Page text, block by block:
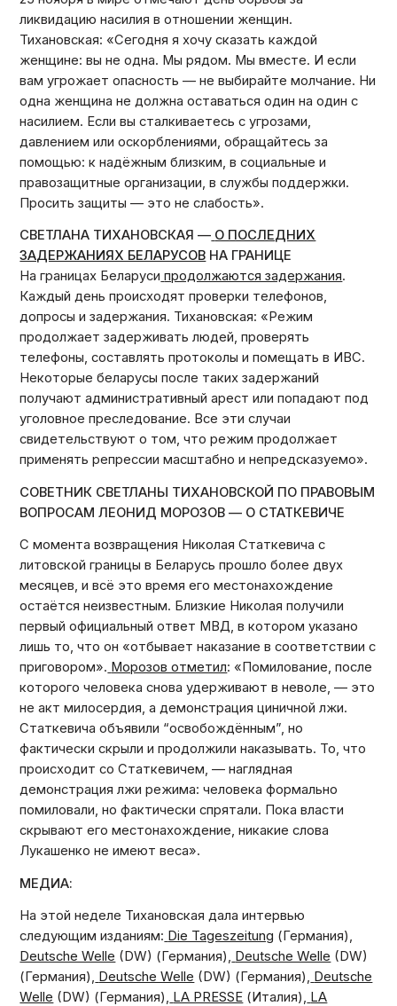
ликвидацию насилия в отношении женщин.
Тихановская: «Сегодня я хочу сказать каждой
женщине: вы не одна. Мы рядом. Мы вместе. И если
вам угрожает опасность — не выбирайте молчание. Ни
одна женщина не должна оставаться один на один с
насилием. Если вы сталкиваетесь с угрозами,
давлением или оскорблениями, обращайтесь за
помощью: к надёжным близким, в социальные и
правозащитные организации, в службы поддержки.
Просить защиты — это не слабость».
СВЕТЛАНА ТИХАНОВСКАЯ — О ПОСЛЕДНИХ
ЗАДЕРЖАНИЯХ БЕЛАРУСОВ НА ГРАНИЦЕ
На границах Беларуси продолжаются задержания.
Каждый день происходят проверки телефонов,
допросы и задержания. Тихановская: «Режим
продолжает задерживать людей, проверять
телефоны, составлять протоколы и помещать в ИВС.
Некоторые беларусы после таких задержаний
получают административный арест или попадают под
уголовное преследование. Все эти случаи
свидетельствуют о том, что режим продолжает
применять репрессии масштабно и непредсказуемо».
СОВЕТНИК СВЕТЛАНЫ ТИХАНОВСКОЙ ПО ПРАВОВЫМ
ВОПРОСАМ ЛЕОНИД МОРОЗОВ — О СТАТКЕВИЧЕ
С момента возвращения Николая Статкевича с
литовской границы в Беларусь прошло более двух
месяцев, и всё это время его местонахождение
остаётся неизвестным. Близкие Николая получили
первый официальный ответ МВД, в котором указано
лишь то, что он «отбывает наказание в соответствии с
приговором». Морозов отметил: «Помилование, после
которого человека снова удерживают в неволе, — это
не акт милосердия, а демонстрация циничной лжи.
Статкевича объявили “освобождённым”, но
фактически скрыли и продолжили наказывать. То, что
происходит со Статкевичем, — наглядная
демонстрация лжи режима: человека формально
помиловали, но фактически спрятали. Пока власти
скрывают его местонахождение, никакие слова
Лукашенко не имеют веса».
МЕДИА:
На этой неделе Тихановская дала интервью
следующим изданиям: Die Tageszeitung (Германия),
Deutsche Welle (DW) (Германия), Deutsche Welle (DW)
(Германия), Deutsche Welle (DW) (Германия), Deutsche
Welle (DW) (Германия), LA PRESSE (Италия), LA